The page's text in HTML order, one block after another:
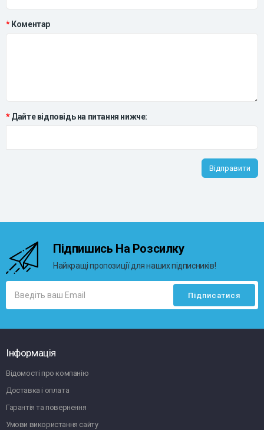
Коментар
Дайте відповідь на питання нижче:
Відправити
Підпишись На Розсилку
Найкращі пропозиції для наших підписників!
Інформація
Відомості про компанію
Доставка і оплата
Гарантія та повернення
Умови використання сайту